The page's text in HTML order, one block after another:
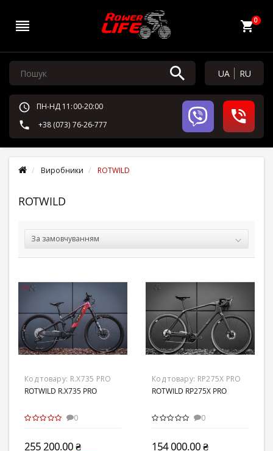
0
UA RU
ПН-НД 11:00-20:00
+38 (073) 76-26-777
Виробники ROTWILD
ROTWILD
Код товару: R.X735 PRO
ROTWILD R.X735 PRO
0
255 200.00 ₴
Код товару: RP275X PRO
ROTWILD RP275X PRO
0
154 000.00 ₴